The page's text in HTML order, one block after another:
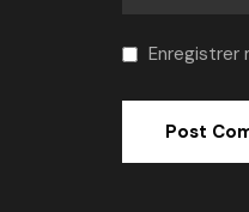
Enregistrer